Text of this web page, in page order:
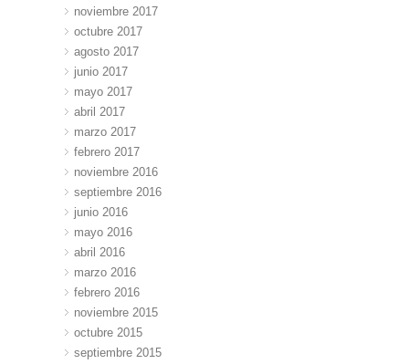
noviembre 2017
octubre 2017
agosto 2017
junio 2017
mayo 2017
abril 2017
marzo 2017
febrero 2017
noviembre 2016
septiembre 2016
junio 2016
mayo 2016
abril 2016
marzo 2016
febrero 2016
noviembre 2015
octubre 2015
septiembre 2015